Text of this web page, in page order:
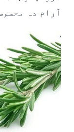
آرام دہ